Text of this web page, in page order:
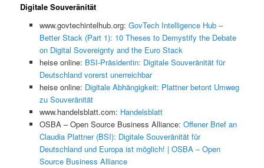
Digitale Souveränität
www.govtechintelhub.org: GovTech Intelligence Hub –
Better Stack (Part 1): 10 Theses to Demystify the Debate
on Digital Sovereignty and the Euro Stack
heise online: BSI-Präsidentin: Digitale Souveränität für
Deutschland vorerst unerreichbar
heise online: Digitale Abhängigkeit: Plattner betont Umweg
zu Souveränität
www.handelsblatt.com: Handelsblatt
OSBA – Open Source Business Alliance: Offener Brief an
Claudia Plattner (BSI): Digitale Souveränität für
Deutschland und Europa ist möglich! | OSBA – Open
Source Business Alliance